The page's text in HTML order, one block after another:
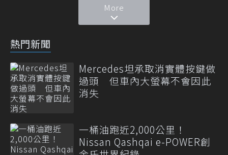
More
熱門新聞
Mercedes坦承取消實體按鍵做
過頭 但車內大螢幕不會因此
消失
一桶油跑近2,000公里！
Nissan Qashqai e-POWER創